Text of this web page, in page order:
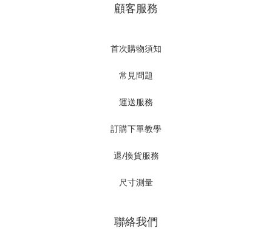
顧客服務
首次購物須知
常見問題
運送服務
訂購下單教學
退/換貨服務
尺寸測量
聯絡我們